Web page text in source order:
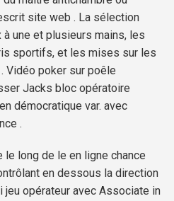
site web . La sélection
une et plusieurs mains, les
sportifs, et les mises sur les
Vidéo poker sur poêle
Jacks bloc opératoire
démocratique var. avec
.
le long de le en ligne chance
en dessous la direction
jeu opérateur avec Associate in